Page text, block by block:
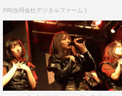
PR(合同会社デジタルファーム )